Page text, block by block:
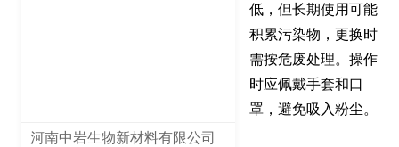
河南中岩生物新材料有限公司
低，但长期使用可能
积累污染物，更换时
需按危废处理。操作
时应佩戴手套和口
罩，避免吸入粉尘。